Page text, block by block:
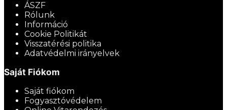
ÁSZF
Rólunk
Információ
Cookie Politikát
Visszatérési politika
Adatvédelmi irányelvek
Saját Fiókom
Saját fiókom
Fogyasztóvédelem